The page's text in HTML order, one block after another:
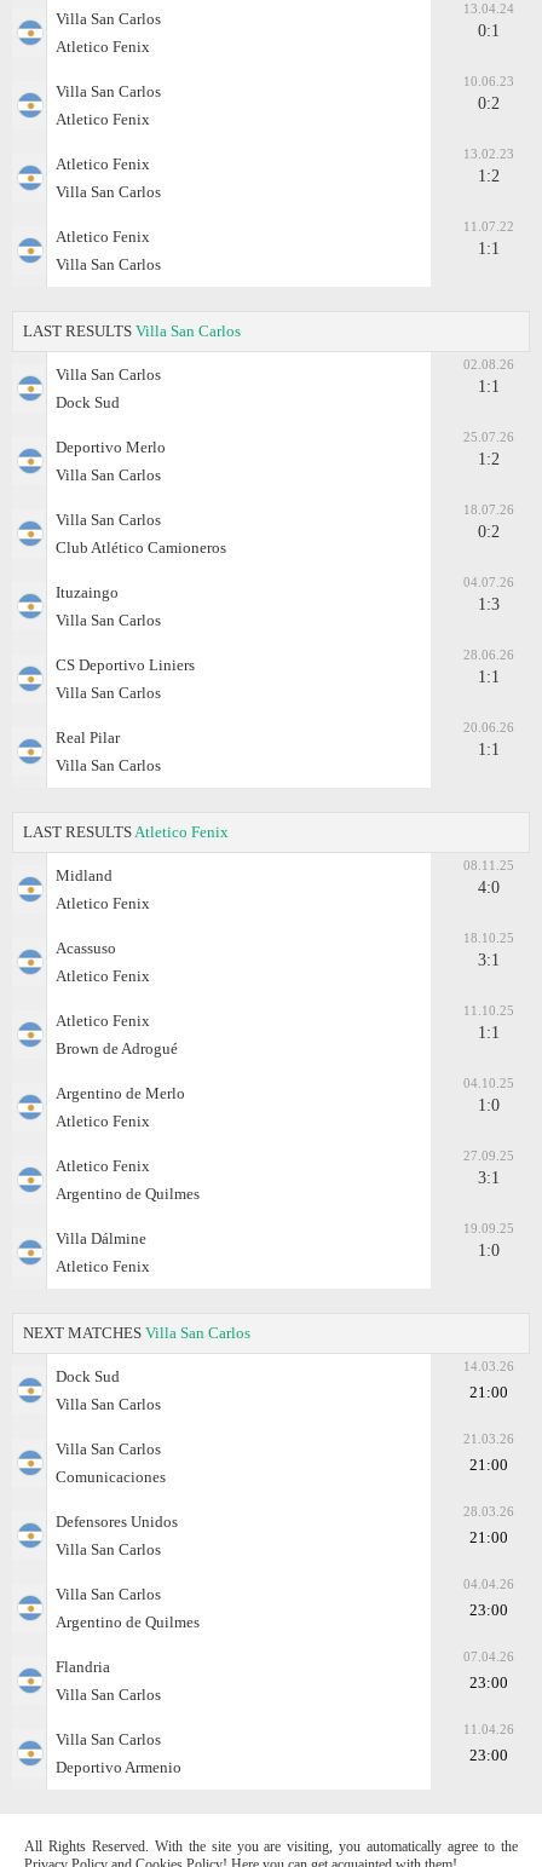
Villa San Carlos
Atletico Fenix
13.04.24
0:1
Villa San Carlos
Atletico Fenix
10.06.23
0:2
Atletico Fenix
Villa San Carlos
13.02.23
1:2
Atletico Fenix
Villa San Carlos
11.07.22
1:1
LAST RESULTS Villa San Carlos
Villa San Carlos
Dock Sud
02.08.26
1:1
Deportivo Merlo
Villa San Carlos
25.07.26
1:2
Villa San Carlos
Club Atlético Camioneros
18.07.26
0:2
Ituzaingo
Villa San Carlos
04.07.26
1:3
CS Deportivo Liniers
Villa San Carlos
28.06.26
1:1
Real Pilar
Villa San Carlos
20.06.26
1:1
LAST RESULTS Atletico Fenix
Midland
Atletico Fenix
08.11.25
4:0
Acassuso
Atletico Fenix
18.10.25
3:1
Atletico Fenix
Brown de Adrogué
11.10.25
1:1
Argentino de Merlo
Atletico Fenix
04.10.25
1:0
Atletico Fenix
Argentino de Quilmes
27.09.25
3:1
Villa Dálmine
Atletico Fenix
19.09.25
1:0
NEXT MATCHES Villa San Carlos
Dock Sud
Villa San Carlos
14.03.26
21:00
Villa San Carlos
Comunicaciones
21.03.26
21:00
Defensores Unidos
Villa San Carlos
28.03.26
21:00
Villa San Carlos
Argentino de Quilmes
04.04.26
23:00
Flandria
Villa San Carlos
07.04.26
23:00
Villa San Carlos
Deportivo Armenio
11.04.26
23:00
All Rights Reserved. With the site you are visiting, you automatically agree to the